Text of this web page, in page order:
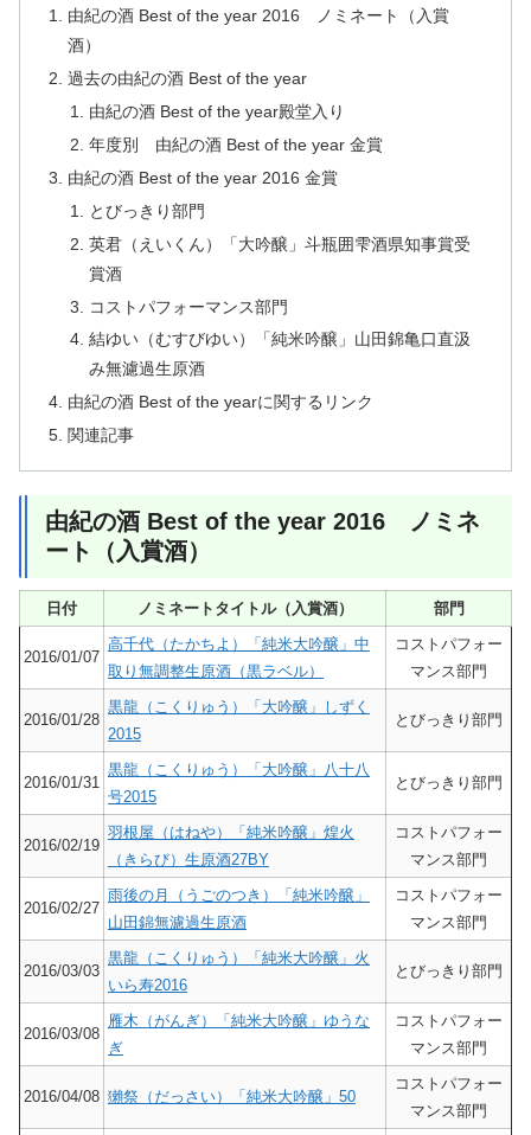
由紀の酒 Best of the year 2016 ノミネート（入賞
酒）
過去の由紀の酒 Best of the year
由紀の酒 Best of the year殿堂入り
年度別 由紀の酒 Best of the year 金賞
由紀の酒 Best of the year 2016 金賞
とびっきり部門
英君（えいくん）「大吟醸」斗瓶囲雫酒県知事賞受
賞酒
コストパフォーマンス部門
結ゆい（むすびゆい）「純米吟醸」山田錦亀口直汲
み無濾過生原酒
由紀の酒 Best of the yearに関するリンク
関連記事
由紀の酒 Best of the year 2016 ノミネ
ート（入賞酒）
日付 ノミネートタイトル（入賞酒） 部門
2016/01/07
高千代（たかちよ）「純米大吟醸」中
取り無調整生原酒（黒ラベル）
コストパフォー
マンス部門
2016/01/28
黒龍（こくりゅう）「大吟醸」しずく
2015
とびっきり部門
2016/01/31
黒龍（こくりゅう）「大吟醸」八十八
号2015
とびっきり部門
2016/02/19
羽根屋（はねや）「純米吟醸」煌火
（きらび）生原酒27BY
コストパフォー
マンス部門
2016/02/27
雨後の月（うごのつき）「純米吟醸」
山田錦無濾過生原酒
コストパフォー
マンス部門
2016/03/03
黒龍（こくりゅう）「純米大吟醸」火
いら寿2016
とびっきり部門
2016/03/08
雁木（がんぎ）「純米大吟醸」ゆうな
ぎ
コストパフォー
マンス部門
2016/04/08 獺祭（だっさい）「純米大吟醸」50
コストパフォー
マンス部門